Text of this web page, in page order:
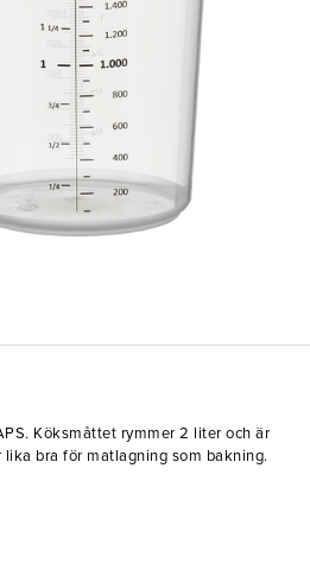
Köksmåttet rymmer 2 liter och är
bra för matlagning som bakning.